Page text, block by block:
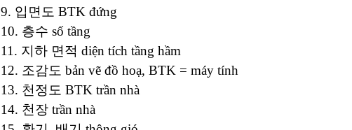
9. 입면도 BTK đứng
10. 층수 số tầng
11. 지하 면적 diện tích tầng hầm
12. 조감도 bản vẽ đồ hoạ, BTK = máy tính
13. 천정도 BTK trần nhà
14. 천장 trần nhà